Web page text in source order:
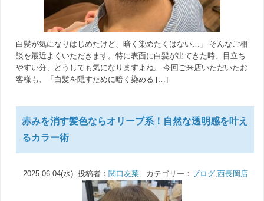
白髪が気になりはじめたけど、暗く染めたくはない…」 そんなご相
談を最近よくいただきます。特に表面に白髪が出てきた時、目立ち
やすい分、どうしても気になりますよね。 今回ご来店いただいたお
客様も、「白髪を隠すために暗く染める […]
赤みを消す髪色ならオリーブ系！自然な透明感を叶え
るカラー術
2025-06-04(水) 投稿者： 関口友菜カテゴリー： ブログ,西長岡店